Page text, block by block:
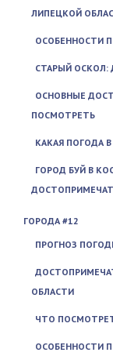
ЛИПЕЦКОЙ
ОСОБЕННОСТИ
СТАРЫЙ ОСКОЛ:
ОСНОВНЫЕ
ПОСМОТРЕТЬ
КАКАЯ ПОГОДА
ГОРОД БУЙ В
ГОРОДА #12
ПРОГНОЗ
ОБЛАСТИ
ЧТО
ОСОБЕННОСТИ